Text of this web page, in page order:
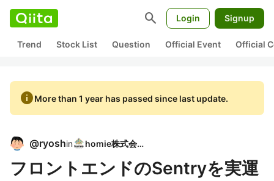
search Login Signup
Trend Stock List Question Official Event Official
infoMore than 1 year has passed since last update.
@ryoshin homie株式会社
フロントエンドのSentryを実運